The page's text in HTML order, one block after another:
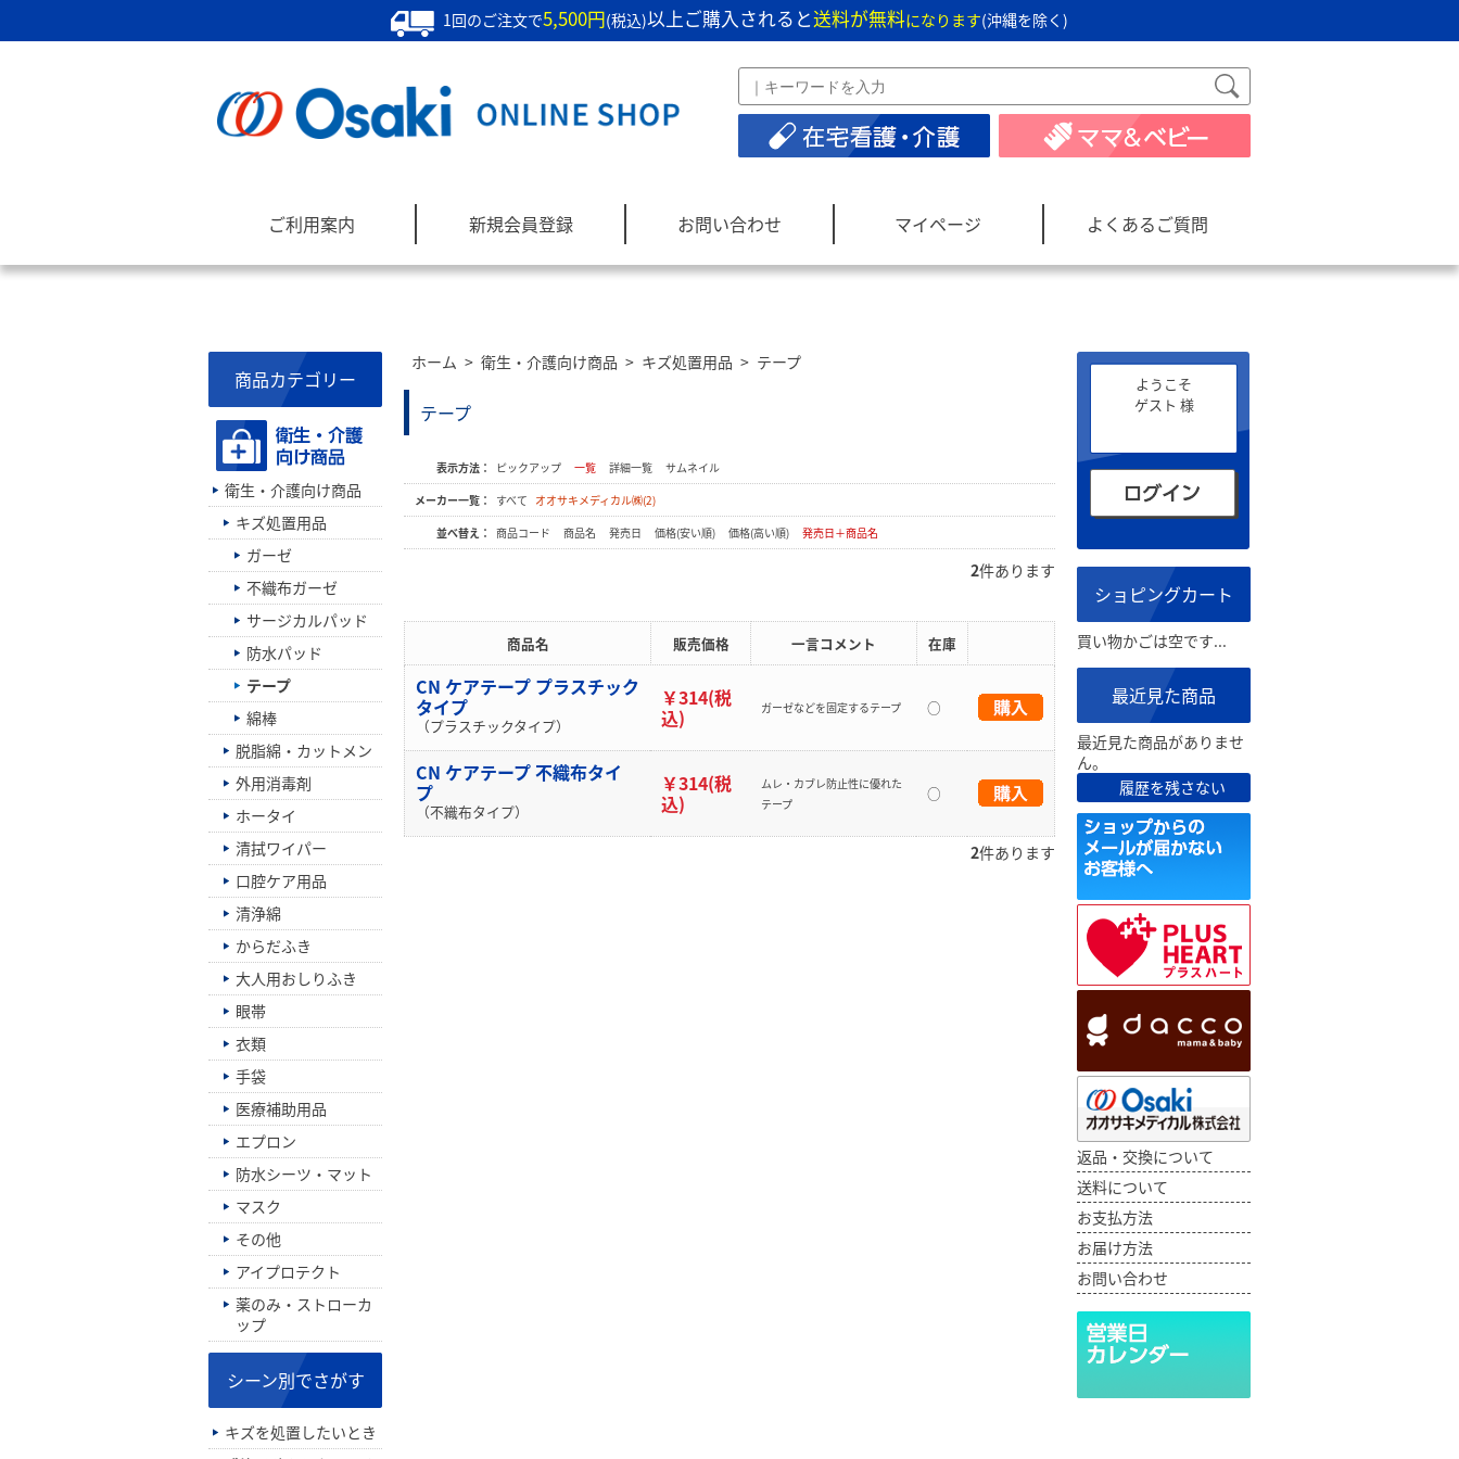
1回のご注文で5,500円(税込)以上ご購入されると送料が無料になります(沖縄を除く)
ご利用案内 新規会員登録 お問い合わせ マイページ よくあるご質問
ホーム > 衛生・介護向け商品 > キズ処置用品 > テープ
テープ
表示方法： ピックアップ 一覧 詳細一覧
サムネイル
メーカー一覧：
すべて オオサキメディカル㈱(2)
並べ替え： 商品コード 商品名 発売日 価格(安い順) 価格(高い順) 発売日＋商品名
2件あります
商品名 販売価格 一言コメント 在庫
CN ケアテープ プラスチック
タイプ
（プラスチックタイプ）
￥314(税
込) ガーゼなどを固定するテープ ○
CN ケアテープ 不織布タイ
プ
（不織布タイプ）
￥314(税
込)
ムレ・カブレ防止性に優れた
テープ
○
2件あります
商品カテゴリー
衛生・介護向け商品
キズ処置用品
ガーゼ
不織布ガーゼ
サージカルパッド
防水パッド
テープ
綿棒
脱脂綿・カットメン
外用消毒剤
ホータイ
清拭ワイパー
口腔ケア用品
清浄綿
からだふき
大人用おしりふき
眼帯
衣類
手袋
医療補助用品
エプロン
防水シーツ・マット
マスク
その他
アイプロテクト
薬のみ・ストローカ
ップ
シーン別でさがす
キズを処置したいとき
ようこそ
ゲスト 様
ショピングカート
買い物かごは空です...
最近見た商品
最近見た商品がありませ
ん。
履歴を残さない
返品・交換について
送料について
お支払方法
お届け方法
お問い合わせ